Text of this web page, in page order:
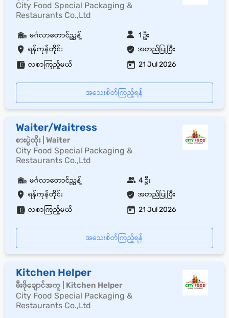
City Food Special Packaging &
Restaurants Co.,Ltd
ရန်ကုန်တိုင်း အတည်ပြုပြီး
မင်္ဂလာတောင်ညွှန့် 1 ဦး
လစာကြည့်မယ် 21 Jul 2026
အသေးစိတ်ကြည့်ရန်
Waiter/Waitress
စားပွဲထိုး | Waiter
City Food Special Packaging &
Restaurants Co.,Ltd
ရန်ကုန်တိုင်း အတည်ပြုပြီး
မင်္ဂလာတောင်ညွှန့် 4 ဦး
လစာကြည့်မယ် 21 Jul 2026
အသေးစိတ်ကြည့်ရန်
Kitchen Helper
မီးဖိုချောင်အကူ | Kitchen Helper
City Food Special Packaging &
Restaurants Co.,Ltd